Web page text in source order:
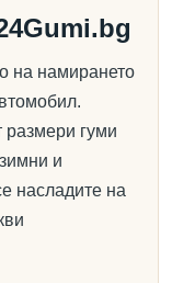
на намирането
размери гуми
и
насладите на